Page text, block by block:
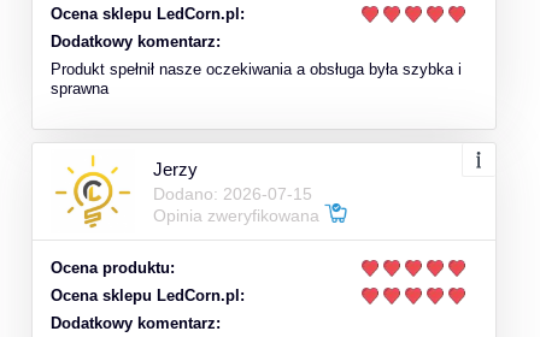
Ocena sklepu LedCorn.pl:
Dodatkowy komentarz:
Produkt spełnił nasze oczekiwania a obsługa była szybka i
sprawna
Jerzy
Dodano: 2026-07-15
Opinia zweryfikowana
Ocena produktu:
Ocena sklepu LedCorn.pl:
Dodatkowy komentarz: